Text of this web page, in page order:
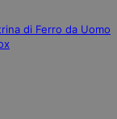
di Ferro da Uomo